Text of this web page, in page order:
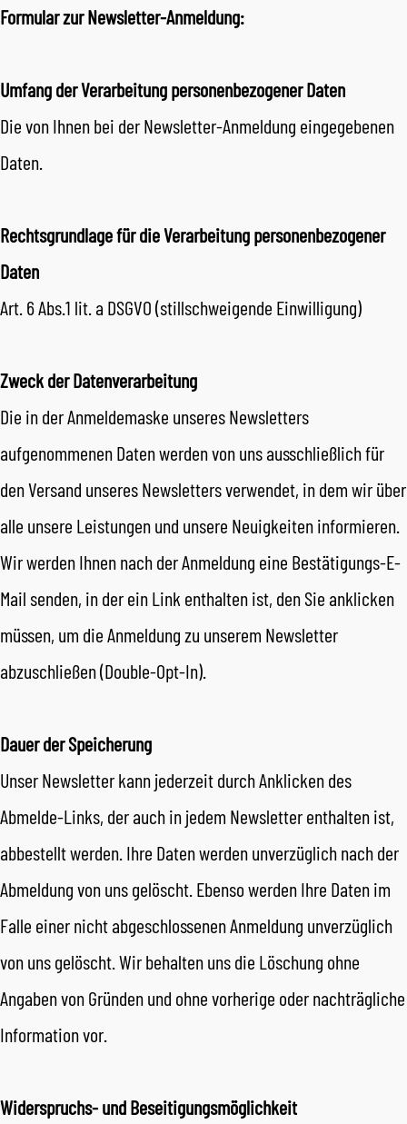
Formular zur Newsletter-Anmeldung:
Umfang der Verarbeitung personenbezogener Daten
Die von Ihnen bei der Newsletter-Anmeldung eingegebenen
Daten.
Rechtsgrundlage für die Verarbeitung personenbezogener
Daten
Art. 6 Abs.1 lit. a DSGVO (stillschweigende Einwilligung)
Zweck der Datenverarbeitung
Die in der Anmeldemaske unseres Newsletters
aufgenommenen Daten werden von uns ausschließlich für
den Versand unseres Newsletters verwendet, in dem wir über
alle unsere Leistungen und unsere Neuigkeiten informieren.
Wir werden Ihnen nach der Anmeldung eine Bestätigungs-E-
Mail senden, in der ein Link enthalten ist, den Sie anklicken
müssen, um die Anmeldung zu unserem Newsletter
abzuschließen (Double-Opt-In).
Dauer der Speicherung
Unser Newsletter kann jederzeit durch Anklicken des
Abmelde-Links, der auch in jedem Newsletter enthalten ist,
abbestellt werden. Ihre Daten werden unverzüglich nach der
Abmeldung von uns gelöscht. Ebenso werden Ihre Daten im
Falle einer nicht abgeschlossenen Anmeldung unverzüglich
von uns gelöscht. Wir behalten uns die Löschung ohne
Angaben von Gründen und ohne vorherige oder nachträgliche
Information vor.
Widerspruchs- und Beseitigungsmöglichkeit